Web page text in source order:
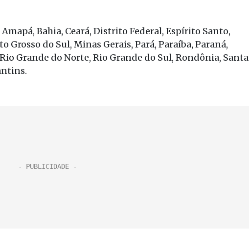
Bahia, Ceará, Distrito Federal, Espírito Santo,
Grosso do Sul, Minas Gerais, Pará, Paraíba, Paraná,
Grande do Norte, Rio Grande do Sul, Rondônia, Santa